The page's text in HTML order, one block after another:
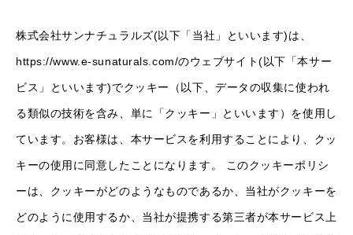
株式会社サンナチュラルズ(以下「当社」といいます)は、
https://www.e-sunaturals.com/のウェブサイト(以下「本サー
ビス」といいます)でクッキー（以下、データの収集に使われ
る類似の技術を含み、単に「クッキー」といいます）を使用し
ています。お客様は、本サービスを利用することにより、クッ
キーの使用に同意したことになります。 このクッキーポリシ
ーは、クッキーがどのようなものであるか、当社がクッキーを
どのように使用するか、当社が提携する第三者が本サービス上